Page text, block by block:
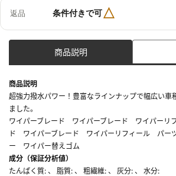
返品 条件付きで可△
商品説明
商品説明
超強力撥水パワー！豊富なラインナップで幅広い車
ました。
ワイパーブレード ワイパーブレード ワイパーリ
ド ワイパーブレード ワイパーリフィール パ
ー ワイパー替えゴム
成分（保証分析値）
たんぱく質: 、 脂質: 、 粗繊維: 、 灰分: 、 水分: